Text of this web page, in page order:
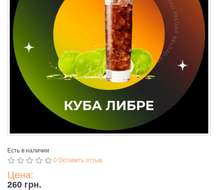
Есть в наличии
0 Оставить отзыв
Цена:
260 грн.